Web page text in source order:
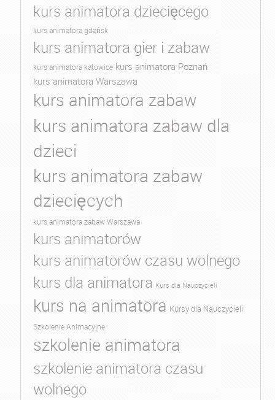
kurs animatora dziecięcego
kurs animatora gdańsk
kurs animatora gier i zabaw
kurs animatora katowice kurs animatora Poznań
kurs animatora Warszawa
kurs animatora zabaw
kurs animatora zabaw dla
dzieci
kurs animatora zabaw
dziecięcych
kurs animatora zabaw Warszawa
kurs animatorów
kurs animatorów czasu wolnego
kurs dla animatora Kurs dla Nauczycieli
kurs na animatora Kursy dla Nauczycieli
Szkolenie Animacyjne
szkolenie animatora
szkolenie animatora czasu
wolnego